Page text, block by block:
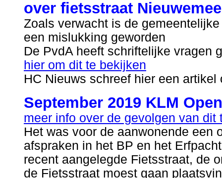
over fietsstraat
Zoals verwacht is de
een mislukking geworden
De PvdA heeft schriftelijke vragen
hier om dit te bekijken
HC Nieuws schreef hier een artikel
September 2019 KLM
meer info over de gevolgen van dit
Het was voor de aanwonende een
afspraken in het BP en het
recent aangelegde Fietsstraat, de
de Fietsstraat moest gaan